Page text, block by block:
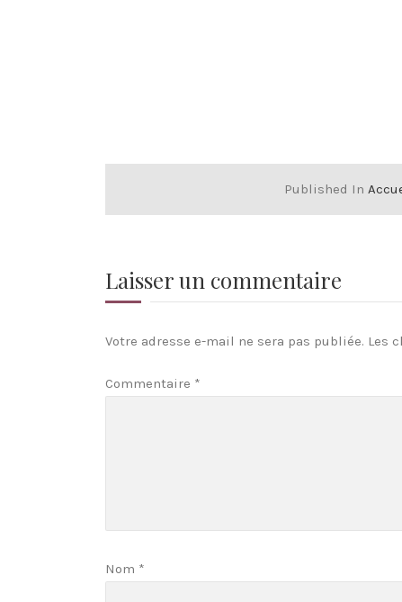
Published In
Laisser un commentaire
Votre adresse e-mail ne sera pas publiée. Les
Commentaire *
Nom *